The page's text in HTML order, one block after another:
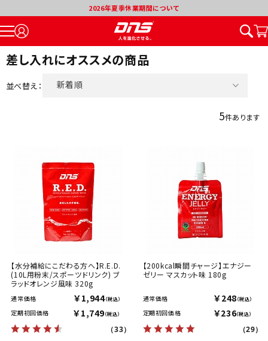
2026年夏季休業期間について
差し入れにオススメの商品
並べ替え：
新着順
5件あります
【水分補給にこだわる方へ】R.E.D.
(10L用粉末/スポーツドリンク) ブ
ラッドオレンジ風味 320g
通常価格 ￥1,944（税込）
定期初回価格 ￥1,749（税込）
（33）
【200kcal瞬間チャージ】エナジー
ゼリー マスカット味 180g
通常価格 ￥248（税込）
定期初回価格 ￥236（税込）
（29）